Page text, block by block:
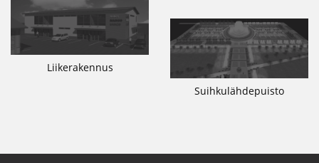
Liikerakennus
Suihkulähdepuisto